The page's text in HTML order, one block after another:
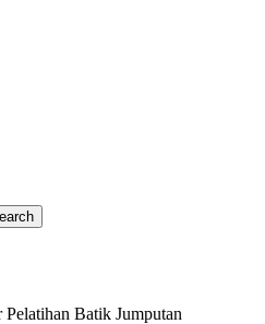
Batik Jumputan